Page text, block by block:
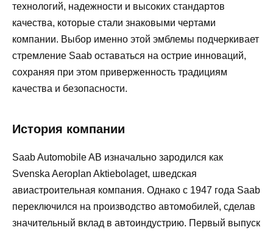
технологий, надежности и высоких стандартов
качества, которые стали знаковыми чертами
компании. Выбор именно этой эмблемы подчеркивает
стремление Saab оставаться на острие инноваций,
сохраняя при этом приверженность традициям
качества и безопасности.
История компании
Saab Automobile AB изначально зародился как
Svenska Aeroplan Aktiebolaget, шведская
авиастроительная компания. Однако с 1947 года Saab
переключился на производство автомобилей, сделав
значительный вклад в автоиндустрию. Первый выпуск